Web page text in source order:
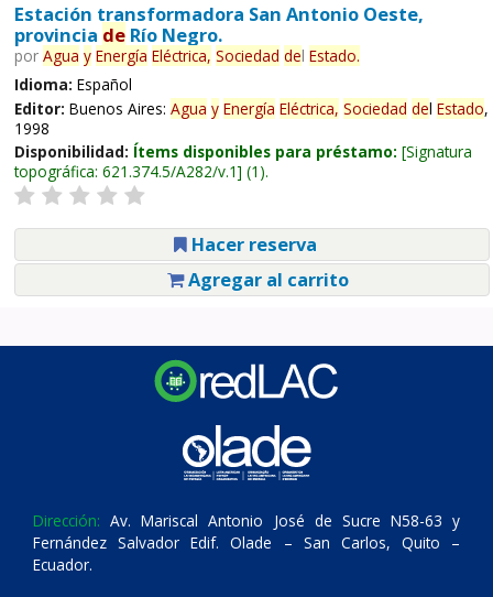
Estación transformadora San Antonio Oeste,
provincia deRío Negro.
por Agua y Energía Eléctrica, Sociedad del Estado.
Idioma: Español
Editor: Buenos Aires: Agua y Energía Eléctrica, Sociedad del Estado,
1998
Disponibilidad: Ítems disponibles para préstamo: Signatura
topográfica: 621.374.5/A282/v.1 (1).
Hacer reserva
Agregar al carrito
Dirección: Av. Mariscal Antonio José de Sucre N58-63 y
Fernández Salvador Edif. Olade – San Carlos, Quito –
Ecuador.